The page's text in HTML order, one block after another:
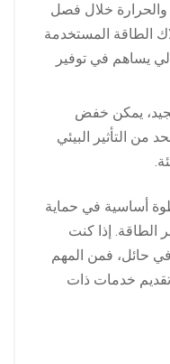
خلال فصل
الطاقة المستخدمة
يساهم في توفير
يمكن خفض
من التأثير البيئي
أساسية في حماية
الطاقة. إذا كنت
حائل، فمن المهم
خدمات ذات